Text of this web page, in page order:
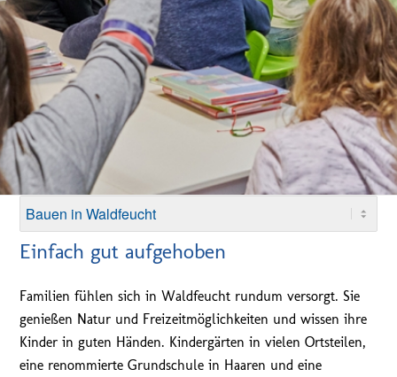
Einfach gut aufgehoben
Familien fühlen sich in Waldfeucht rundum versorgt. Sie
genießen Natur und Freizeitmöglichkeiten und wissen ihre
Kinder in guten Händen. Kindergärten in vielen Ortsteilen,
eine renommierte Grundschule in Haaren und eine